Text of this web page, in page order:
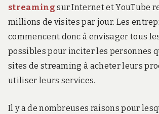
streaming sur Internet et YouTube
millions de visites par jour. Les
commencent donc à envisager tous
possibles pour inciter les personnes
sites de streaming à acheter leurs
utiliser leurs services.
Il y a de nombreuses raisons pour